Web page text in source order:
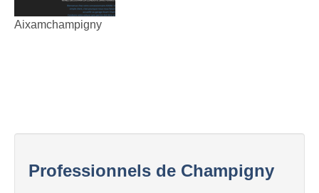
Aixamchampigny
Professionnels de Champigny